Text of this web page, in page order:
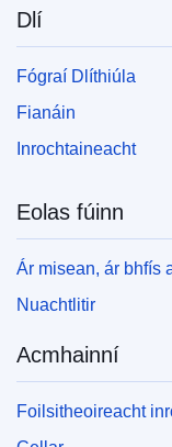
Dlí
Fógraí Dlíthiúla
Fianáin
Inrochtaineacht
Eolas fúinn
Ár misean, ár bhfís
Nuachtlitir
Acmhainní
Foilsitheoireacht